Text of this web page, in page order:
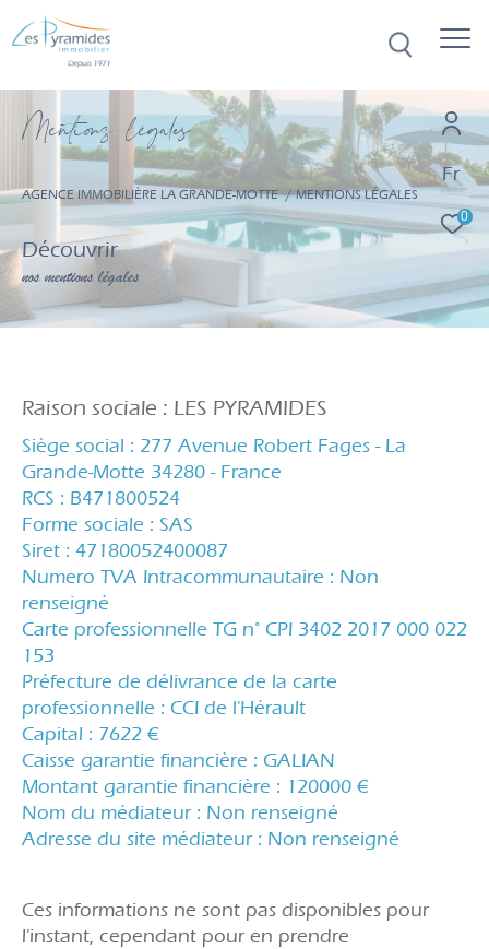
Fr
0
Mentios légae
AGENCE IMMOBILIÈRE LA GRANDE-MOTTE MENTIONS LÉGALES
Découvrir
nos mentions légales
Raison sociale : LES PYRAMIDES
Siège social : 277 Avenue Robert Fages - La
Grande-Motte 34280 - France
RCS : B471800524
Forme sociale : SAS
Siret : 47180052400087
Numero TVA Intracommunautaire : Non
renseigné
Carte professionnelle TG n° CPI 3402 2017 000 022
153
Préfecture de délivrance de la carte
professionnelle : CCI de l'Hérault
Capital : 7622 €
Caisse garantie financière : GALIAN
Montant garantie financière : 120000 €
Nom du médiateur : Non renseigné
Adresse du site médiateur : Non renseigné
Ces informations ne sont pas disponibles pour
l'instant, cependant pour en prendre